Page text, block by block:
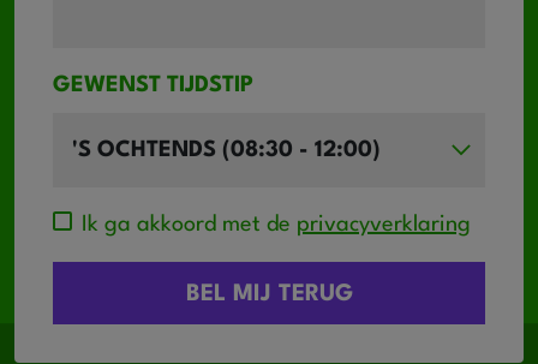
GEWENST TIJDSTIP
Ik ga akkoord met de privacyverklaring